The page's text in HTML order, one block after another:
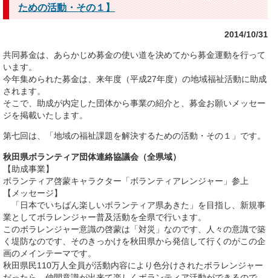
ための活動・その１】
2014/10/31
共同募金は、あらかじめ募金の使い道を決めてから募金運動を行って
います。
今年集められた募金は、来年度（平成27年度）の地域福祉活動に助成
されます。
そこで、助成が内定した団体から事業の紹介と、募金お願いメッセー
ジを掲載いたします。
第七回は、「地域の福祉課題を解決するための活動・その１」です。
秋田県ボランティア団体連絡協議会（全県域）
【助成事業】
ボランティア啓蒙キャラクター「ボランティアレンジャー」参上
【メッセージ】
「日本でいちばん楽しいボランティア県あきた」を目指し、新規事
業としてボラレンジャー普及活動を全県で行います。
このボラレンジャー意識の啓蒙は「対災」なのです、人々の意識で築
く堤防なのです、そのきっかけを秋田県から発信して行くのがこの企
画のメインテーマです。
秋田県民110万人全員が活動内容により色分けされたボラレンジャー